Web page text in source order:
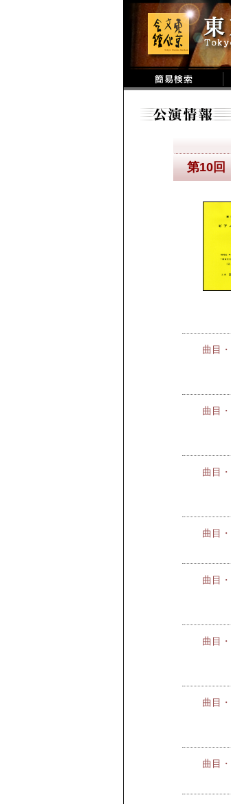
第10
曲目
曲目
曲目
曲目
曲目
曲目
曲目
曲目